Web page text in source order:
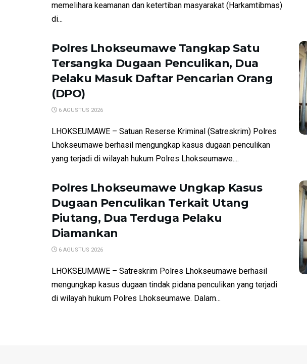
memelihara keamanan dan ketertiban masyarakat (Harkamtibmas)
di...
Polres Lhokseumawe Tangkap Satu
Tersangka Dugaan Penculikan, Dua
Pelaku Masuk Daftar Pencarian Orang
(DPO)
6 AGUSTUS 2026
LHOKSEUMAWE – Satuan Reserse Kriminal (Satreskrim) Polres
Lhokseumawe berhasil mengungkap kasus dugaan penculikan
yang terjadi di wilayah hukum Polres Lhokseumawe....
Polres Lhokseumawe Ungkap Kasus
Dugaan Penculikan Terkait Utang
Piutang, Dua Terduga Pelaku
Diamankan
6 AGUSTUS 2026
LHOKSEUMAWE – Satreskrim Polres Lhokseumawe berhasil
mengungkap kasus dugaan tindak pidana penculikan yang terjadi
di wilayah hukum Polres Lhokseumawe. Dalam...